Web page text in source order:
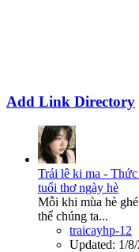
Add Link Directory
Trái lê ki ma -
tuổi thơ ngày hè
Mỗi khi mùa hè
thể chúng ta...
traicayhp-12
Updated: 1/